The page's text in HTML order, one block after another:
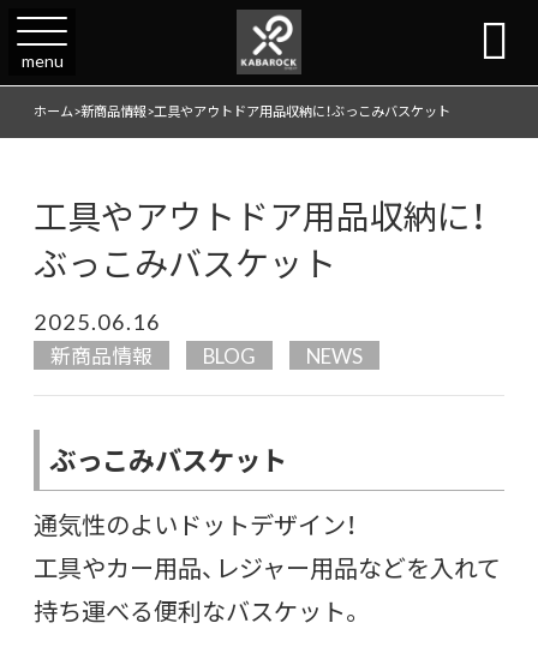
menu 
ホーム>新商品情報>工具やアウトドア用品収納に！ぶっこみバスケット
工具やアウトドア用品収納に！
ぶっこみバスケット
2025.06.16
新商品情報 BLOG NEWS
ぶっこみバスケット
通気性のよいドットデザイン！
工具やカー用品、レジャー用品などを入れて
持ち運べる便利なバスケット。